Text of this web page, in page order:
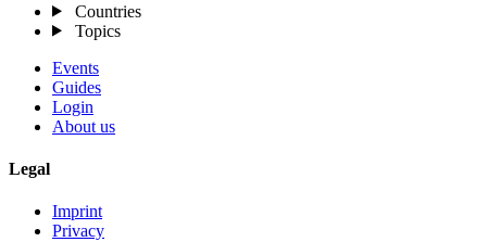
Countries
Topics
Events
Guides
Login
About us
Legal
Imprint
Privacy